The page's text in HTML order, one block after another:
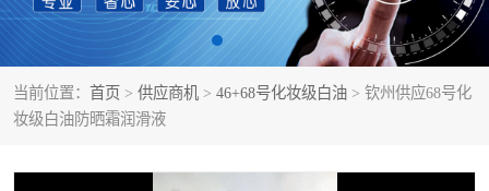
当前位置： 首页 > 供应商机 > 46+68号化妆级白油 > 钦州供应68号化
妆级白油防晒霜润滑液
6号+120号溶剂油 260号溶剂油
异构烷烃 天然乳胶